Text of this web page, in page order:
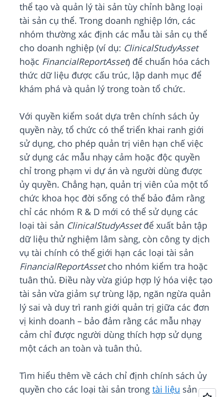
thể tạo và quản lý tài sản tùy chỉnh bằng loại
tài sản cụ thể. Trong doanh nghiệp lớn, các
nhóm thường xác định các mẫu tài sản cụ thể
cho doanh nghiệp (ví dụ: ClinicalStudyAsset
hoặc FinancialReportAsset) để chuẩn hóa cách
thức dữ liệu được cấu trúc, lập danh mục để
khám phá và quản lý trong toàn tổ chức.
Với quyền kiểm soát dựa trên chính sách ủy
quyền này, tổ chức có thể triển khai ranh giới
sử dụng, cho phép quản trị viên hạn chế việc
sử dụng các mẫu nhạy cảm hoặc độc quyền
chỉ trong phạm vi dự án và người dùng được
ủy quyền. Chẳng hạn, quản trị viên của một tổ
chức khoa học đời sống có thể bảo đảm rằng
chỉ các nhóm R & D mới có thể sử dụng các
loại tài sản ClinicalStudyAssetđể xuất bản tập
dữ liệu thử nghiệm lâm sàng, còn công ty dịch
vụ tài chính có thể giới hạn các loại tài sản
FinancialReportAssetcho nhóm kiểm tra hoặc
tuân thủ. Điều này vừa giúp hợp lý hóa việc tạo
tài sản vừa giảm sự trùng lặp, ngăn ngừa quản
lý sai và duy trì ranh giới quản trị giữa các đơn
vị kinh doanh – bảo đảm rằng các mẫu nhạy
cảm chỉ được người dùng thích hợp sử dụng
một cách an toàn và tuân thủ.
Tìm hiểu thêm về cách chỉ định chính sách ủy
quyền cho các loại tài sản trong tài liệu sản